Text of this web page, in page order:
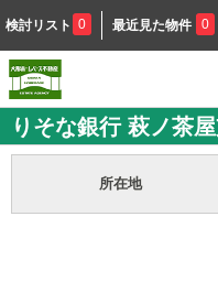
検討リスト 0 最近見た物件 0
りそな銀行 萩ノ茶
所在地